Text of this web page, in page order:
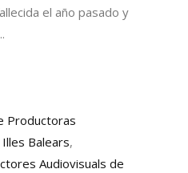
el año pasado y
Productoras
Balears,
Audiovisuals de